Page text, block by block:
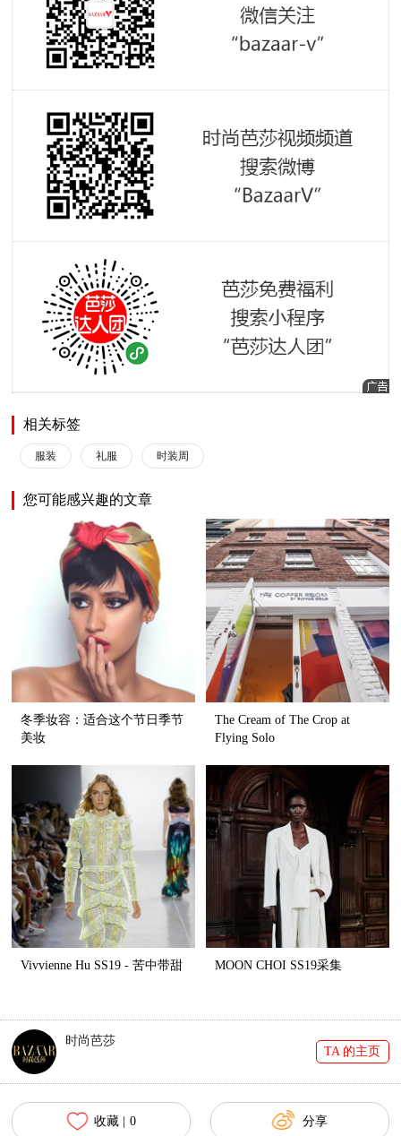
相关标签
服装 礼服 时装周
您可能感兴趣的文章
冬季妆容：适合这个节日季节
美妆
The Cream of The Crop at
Flying Solo
Vivvienne Hu SS19 - 苦中带甜 MOON CHOI SS19采集
时尚芭莎
TA 的主页
收藏 | 0 分享